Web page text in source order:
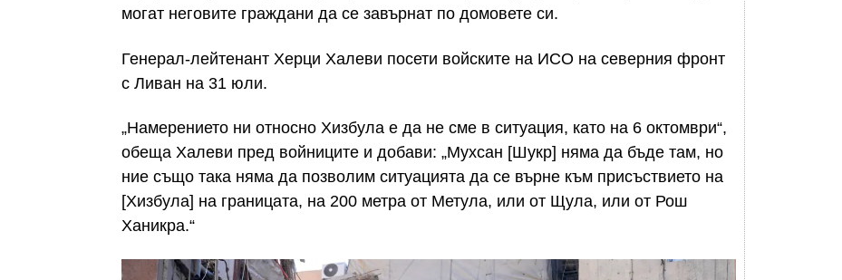
могат неговите граждани да се завърнат по домовете си.
Генерал-лейтенант Херци Халеви посети войските на ИСО на северния фронт
с Ливан на 31 юли.
„Намерението ни относно Хизбула е да не сме в ситуация, като на 6 октомври“,
обеща Халеви пред войниците и добави: „Мухсан [Шукр] няма да бъде там, но
ние също така няма да позволим ситуацията да се върне към присъствието на
[Хизбула] на границата, на 200 метра от Метула, или от Щула, или от Рош
Ханикра.“